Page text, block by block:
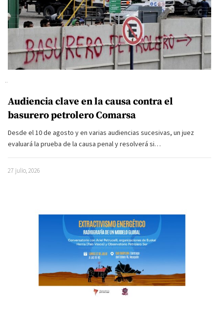
Audiencia clave en la causa contra el
basurero petrolero Comarsa
Desde el 10 de agosto y en varias audiencias sucesivas, un juez
evaluará la prueba de la causa penal y resolverá si…
27 julio, 2026